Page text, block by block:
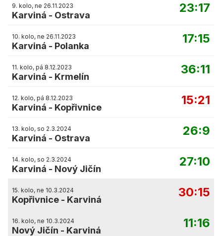
9. kolo, ne 26.11.2023
Karviná - Ostrava
23:17
10. kolo, ne 26.11.2023
Karviná - Polanka
17:15
11. kolo, pá 8.12.2023
Karviná - Krmelín
36:11
12. kolo, pá 8.12.2023
Karviná - Kopřivnice
15:21
13. kolo, so 2.3.2024
Karviná - Ostrava
26:9
14. kolo, so 2.3.2024
Karviná - Nový Jičín
27:10
15. kolo, ne 10.3.2024
Kopřivnice - Karviná
30:15
16. kolo, ne 10.3.2024
Nový Jičín - Karviná
11:16